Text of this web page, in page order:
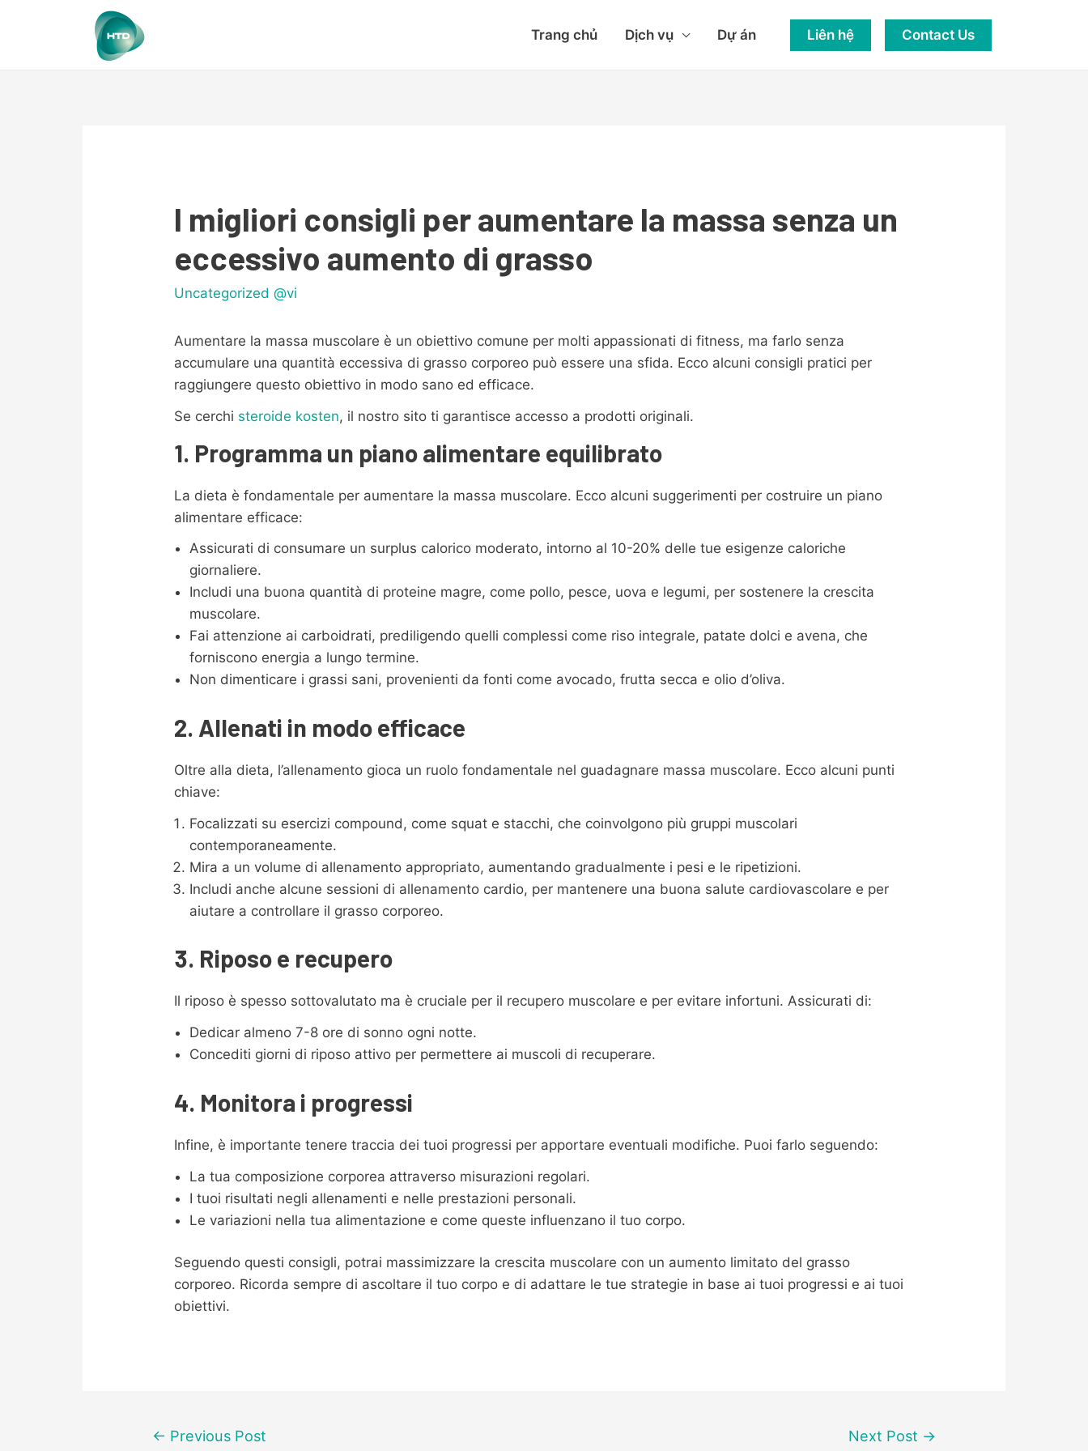
Trang chủ Dịch vụ Dự án Liên hệ Contact Us
I migliori consigli per aumentare la massa senza un
eccessivo aumento di grasso
Uncategorized @vi
Aumentare la massa muscolare è un obiettivo comune per molti appassionati di fitness, ma farlo senza
accumulare una quantità eccessiva di grasso corporeo può essere una sfida. Ecco alcuni consigli pratici per
raggiungere questo obiettivo in modo sano ed efficace.
Se cerchi steroide kosten, il nostro sito ti garantisce accesso a prodotti originali.
1. Programma un piano alimentare equilibrato
La dieta è fondamentale per aumentare la massa muscolare. Ecco alcuni suggerimenti per costruire un piano
alimentare efficace:
Assicurati di consumare un surplus calorico moderato, intorno al 10-20% delle tue esigenze caloriche
giornaliere.
Includi una buona quantità di proteine magre, come pollo, pesce, uova e legumi, per sostenere la crescita
muscolare.
Fai attenzione ai carboidrati, prediligendo quelli complessi come riso integrale, patate dolci e avena, che
forniscono energia a lungo termine.
Non dimenticare i grassi sani, provenienti da fonti come avocado, frutta secca e olio d’oliva.
2. Allenati in modo efficace
Oltre alla dieta, l’allenamento gioca un ruolo fondamentale nel guadagnare massa muscolare. Ecco alcuni punti
chiave:
Focalizzati su esercizi compound, come squat e stacchi, che coinvolgono più gruppi muscolari
contemporaneamente.
Mira a un volume di allenamento appropriato, aumentando gradualmente i pesi e le ripetizioni.
Includi anche alcune sessioni di allenamento cardio, per mantenere una buona salute cardiovascolare e per
aiutare a controllare il grasso corporeo.
3. Riposo e recupero
Il riposo è spesso sottovalutato ma è cruciale per il recupero muscolare e per evitare infortuni. Assicurati di:
Dedicar almeno 7-8 ore di sonno ogni notte.
Concediti giorni di riposo attivo per permettere ai muscoli di recuperare.
4. Monitora i progressi
Infine, è importante tenere traccia dei tuoi progressi per apportare eventuali modifiche. Puoi farlo seguendo:
La tua composizione corporea attraverso misurazioni regolari.
I tuoi risultati negli allenamenti e nelle prestazioni personali.
Le variazioni nella tua alimentazione e come queste influenzano il tuo corpo.
Seguendo questi consigli, potrai massimizzare la crescita muscolare con un aumento limitato del grasso
corporeo. Ricorda sempre di ascoltare il tuo corpo e di adattare le tue strategie in base ai tuoi progressi e ai tuoi
obiettivi.
Post
← Previous Post Next Post →